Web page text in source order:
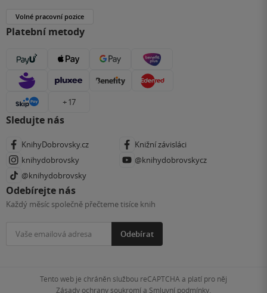
Volné pracovní pozice
Platební metody
+ 17
Sledujte nás
KnihyDobrovsky.cz
Knižní závisláci
knihydobrovsky
@knihydobrovskycz
@knihydobrovsky
Odebírejte nás
Každý měsíc společně přečteme tisíce knih
Odebírat
Tento web je chráněn službou reCAPTCHA a platí pro něj
Zásady ochrany soukromía Smluvní podmínky